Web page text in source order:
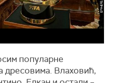
популарне
дресовима. Влаховић,